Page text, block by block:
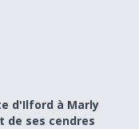
ses cendres
d'Ilford à Marly
de ses cendres